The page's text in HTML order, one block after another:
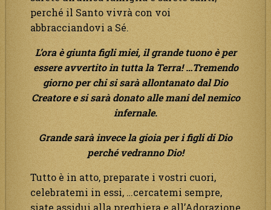
perché il Santo vivrà con voi
abbracciandovi a Sé.
L’ora è giunta figli miei, il grande tuono è per
essere avvertito in tutta la Terra! …Tremendo
giorno per chi si sarà allontanato dal Dio
Creatore e si sarà donato alle mani del nemico
infernale.
Grande sarà invece la gioia per i figli di Dio
perché vedranno Dio!
Tutto è in atto, preparate i vostri cuori,
celebratemi in essi, …cercatemi sempre,
siate assidui alla preghiera e all’Adorazione